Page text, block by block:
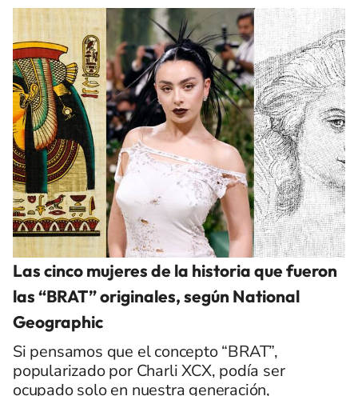
Las cinco mujeres de la historia que fueron
las “BRAT” originales, según National
Geographic
Si pensamos que el concepto “BRAT”,
popularizado por Charli XCX, podía ser
ocupado solo en nuestra generación,